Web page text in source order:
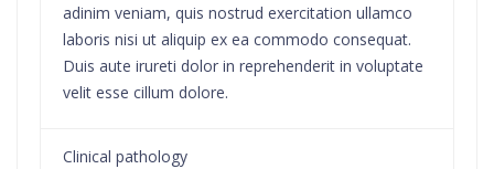
adinim veniam, quis nostrud exercitation ullamco
laboris nisi ut aliquip ex ea commodo consequat.
Duis aute irureti dolor in reprehenderit in voluptate
velit esse cillum dolore.
Clinical pathology